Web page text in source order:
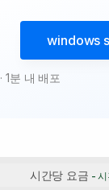
windows
1분 내 배포
시간당 요금 -